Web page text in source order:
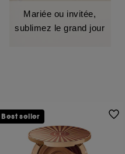
Mariée ou invitée,
sublimez le grand jour
Best seller